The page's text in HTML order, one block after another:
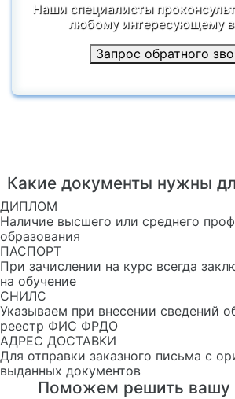
Наши специалисты
любому интересующему
Запрос обратного
Какие документы нужны
ДИПЛОМ
Наличие высшего или среднего
образования
ПАСПОРТ
При зачислении на курс всегда
на обучение
СНИЛС
Указываем при внесении сведений
реестр ФИС ФРДО
АДРЕС ДОСТАВКИ
Для отправки заказного письма с
выданных документов
Поможем решить вашу